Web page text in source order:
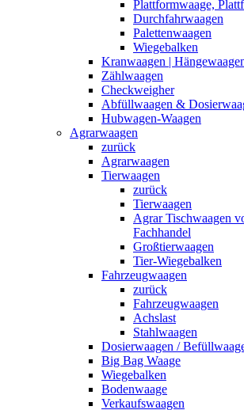
Plattformwaage,
Durchfahrwaagen
Palettenwaagen
Wiegebalken
Kranwaagen |
Zählwaagen
Checkweigher
Abfüllwaagen &
Hubwagen-Waagen
Agrarwaagen
zurück
Agrarwaagen
Tierwaagen
zurück
Tierwaagen
Agrar Tischwaagen
Fachhandel
Großtierwaagen
Tier-Wiegebalken
Fahrzeugwaagen
zurück
Fahrzeugwaagen
Achslast
Stahlwaagen
Dosierwaagen /
Big Bag Waage
Wiegebalken
Bodenwaage
Verkaufswaagen